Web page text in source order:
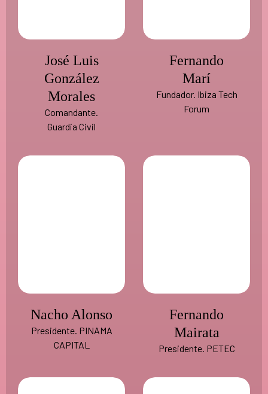
José Luis
González
Morales
Comandante.
Guardia Civil
Fernando
Marí
Fundador. Ibiza Tech
Forum
Nacho Alonso
Presidente. PINAMA
CAPITAL
Fernando
Mairata
Presidente. PETEC